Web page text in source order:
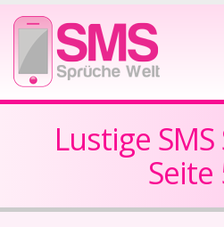
Lustige
Seite